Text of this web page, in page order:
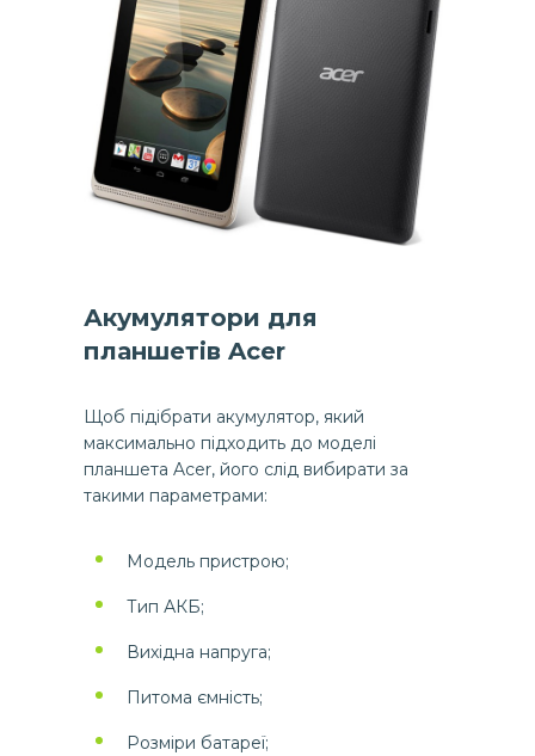
Акумулятори для
планшетів Acer
Щоб підібрати акумулятор, який
максимально підходить до моделі
планшета Acer, його слід вибирати за
такими параметрами:
Модель пристрою;
Тип АКБ;
Вихідна напруга;
Питома ємність;
Розміри батареї;